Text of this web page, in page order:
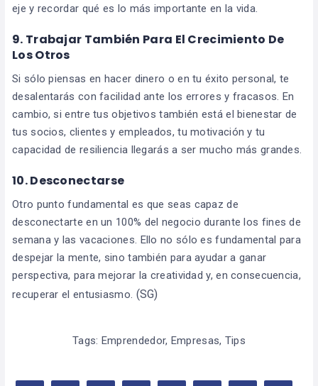
eje y recordar qué es lo más importante en la vida.
9. Trabajar También Para El Crecimiento De
Los Otros
Si sólo piensas en hacer dinero o en tu éxito personal, te
desalentarás con facilidad ante los errores y fracasos. En
cambio, si entre tus objetivos también está el bienestar de
tus socios, clientes y empleados, tu motivación y tu
capacidad de resiliencia llegarás a ser mucho más grandes.
10. Desconectarse
Otro punto fundamental es que seas capaz de
desconectarte en un 100% del negocio durante los fines de
semana y las vacaciones. Ello no sólo es fundamental para
despejar la mente, sino también para ayudar a ganar
perspectiva, para mejorar la creatividad y, en consecuencia,
recuperar el entusiasmo. (SG)
Tags: Emprendedor, Empresas, Tips